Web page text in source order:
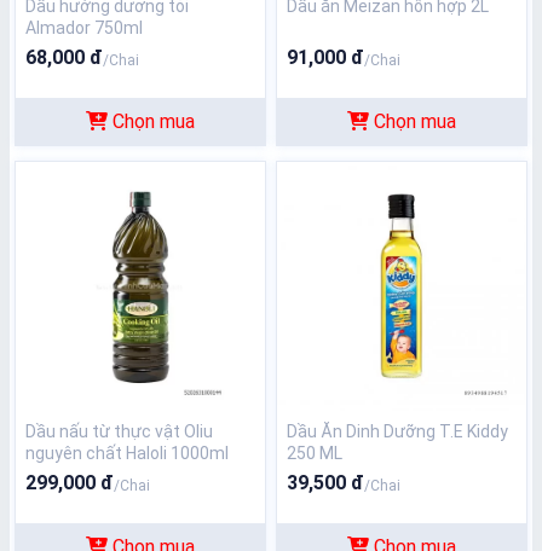
Dầu hướng dương tỏi
Almador 750ml
68,000 đ/Chai
Chọn mua
Dầu ăn Meizan hỗn hợp 2L
91,000 đ/Chai
Chọn mua
Dầu nấu từ thực vật Oliu
nguyên chất Haloli 1000ml
299,000 đ/Chai
Chọn mua
Dầu Ăn Dinh Dưỡng T.E Kiddy
250 ML
39,500 đ/Chai
Chọn mua